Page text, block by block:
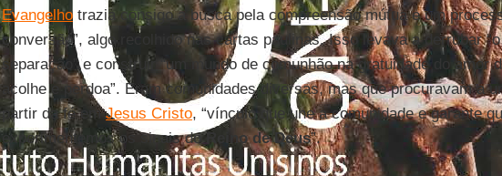
Evangelhotrazia consigo a busca pela compreensão mútua e um
conversão”, algo recolhido nas cartas paulinas. Isso levava a derrubar
separação” e construir “um mundo de comunhão na gratuidade do amor
acolhe e perdoa”. Eram comunidades diversas, mas que procuravam a
partir da fé emJesus Cristo, “vínculo que une a comunidade e garante
experimentemos os sinais doReino de Deus”.